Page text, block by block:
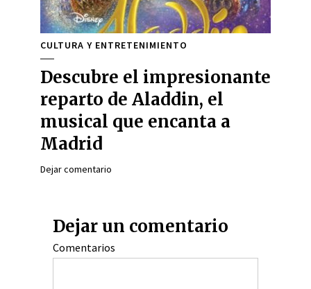
CULTURA Y ENTRETENIMIENTO
Descubre el impresionante
reparto de Aladdin, el
musical que encanta a
Madrid
Dejar comentario
Dejar un comentario
Comentarios